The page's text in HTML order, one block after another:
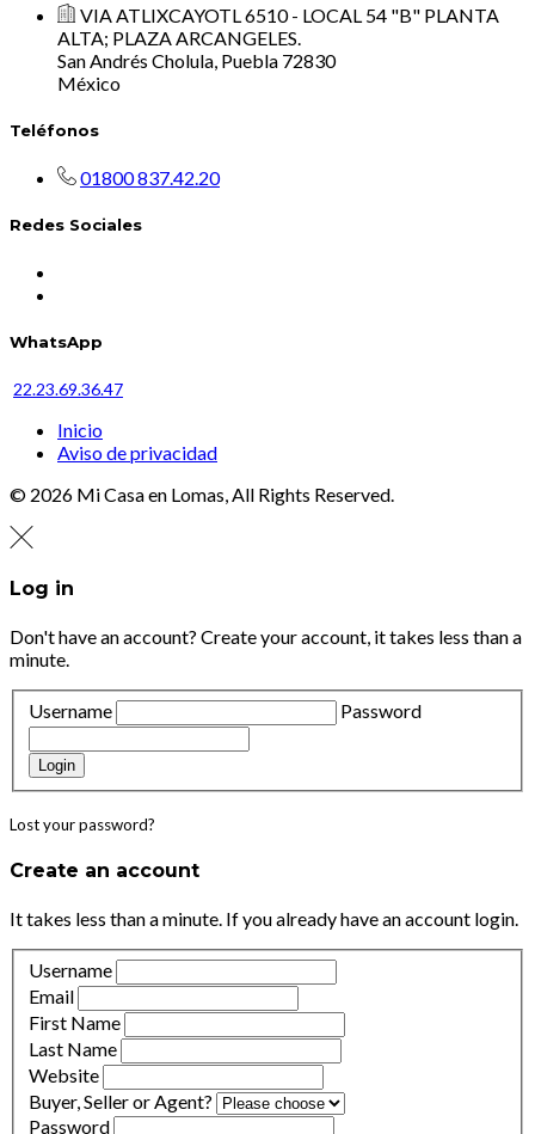
VIA ATLIXCAYOTL 6510 - LOCAL 54 "B" PLANTA
ALTA; PLAZA ARCANGELES.
San Andrés Cholula, Puebla 72830
México
Teléfonos
01800 837.42.20
Redes Sociales
WhatsApp
22.23.69.36.47
Inicio
Aviso de privacidad
© 2026 Mi Casa en Lomas, All Rights Reserved.
Log in
Don't have an account? Create your account, it takes less than a
minute.
Username Password
Login
Lost your password?
Create an account
It takes less than a minute. If you already have an account login.
Username
Email
First Name
Last Name
Website
Buyer, Seller or Agent?
Password